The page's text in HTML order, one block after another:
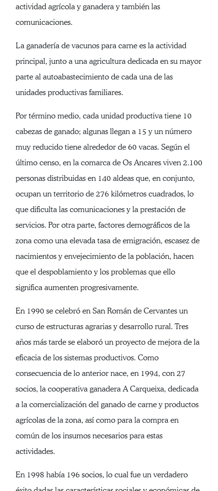
actividad agrícola y ganadera y también las
comunicaciones.
La ganadería de vacunos para carne es la actividad
principal, junto a una agricultura dedicada en su mayor
parte al autoabastecimiento de cada una de las
unidades productivas familiares.
Por término medio, cada unidad productiva tiene 10
cabezas de ganado; algunas llegan a 15 y un número
muy reducido tiene alrededor de 60 vacas. Según el
último censo, en la comarca de Os Ancares viven 2.100
personas distribuidas en 140 aldeas que, en conjunto,
ocupan un territorio de 276 kilómetros cuadrados, lo
que dificulta las comunicaciones y la prestación de
servicios. Por otra parte, factores demográficos de la
zona como una elevada tasa de emigración, escasez de
nacimientos y envejecimiento de la población, hacen
que el despoblamiento y los problemas que ello
significa aumenten progresivamente.
En 1990 se celebró en San Román de Cervantes un
curso de estructuras agrarias y desarrollo rural. Tres
años más tarde se elaboró un proyecto de mejora de la
eficacia de los sistemas productivos. Como
consecuencia de lo anterior nace, en 1994, con 27
socios, la cooperativa ganadera A Carqueixa, dedicada
a la comercialización del ganado de carne y productos
agrícolas de la zona, así como para la compra en
común de los insumos necesarios para estas
actividades.
En 1998 había 196 socios, lo cual fue un verdadero